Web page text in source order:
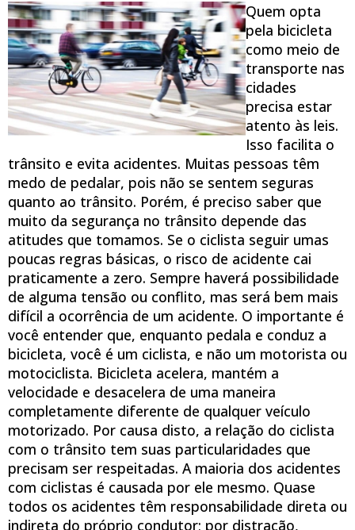
Quem opta
pela bicicleta
como meio de
transporte nas
cidades
precisa estar
atento às leis.
Isso facilita o
trânsito e evita acidentes. Muitas pessoas têm
medo de pedalar, pois não se sentem seguras
quanto ao trânsito. Porém, é preciso saber que
muito da segurança no trânsito depende das
atitudes que tomamos. Se o ciclista seguir umas
poucas regras básicas, o risco de acidente cai
praticamente a zero. Sempre haverá possibilidade
de alguma tensão ou conflito, mas será bem mais
difícil a ocorrência de um acidente. O importante é
você entender que, enquanto pedala e conduz a
bicicleta, você é um ciclista, e não um motorista ou
motociclista. Bicicleta acelera, mantém a
velocidade e desacelera de uma maneira
completamente diferente de qualquer veículo
motorizado. Por causa disto, a relação do ciclista
com o trânsito tem suas particularidades que
precisam ser respeitadas. A maioria dos acidentes
com ciclistas é causada por ele mesmo. Quase
todos os acidentes têm responsabilidade direta ou
indireta do próprio condutor; por distração,